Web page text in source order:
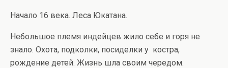
Начало 16 века. Леса Юкатана.
Небольшое племя индейцев жило себе и горя не
знало. Охота, подколки, посиделки у костра,
рождение детей. Жизнь шла своим чередом.